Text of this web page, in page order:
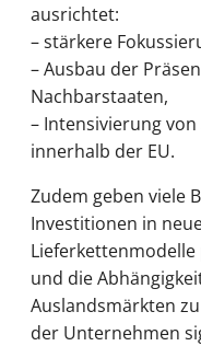
ausrichtet:
– stärkere
– Ausbau der
Nachbarstaaten,
– Intensivierung
innerhalb der EU.
Zudem geben viele
Investitionen in
Lieferkettenmodelle
und die
Auslandsmärkten
der Unternehmen